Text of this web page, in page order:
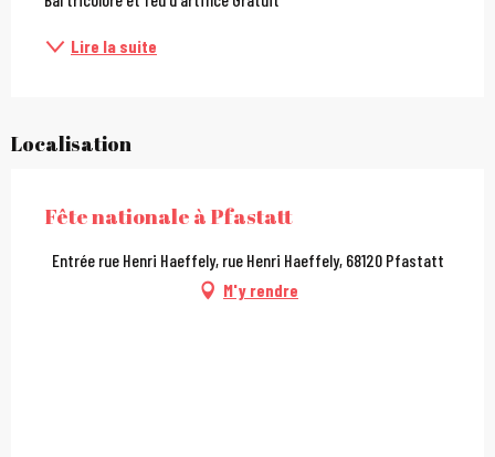
Lire la suite
Localisation
Fête nationale à Pfastatt
Entrée rue Henri Haeffely, rue Henri Haeffely, 68120 Pfastatt
M'y rendre